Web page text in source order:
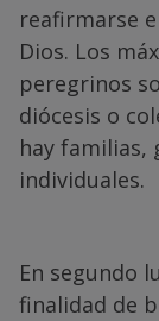
reafirmarse
Dios. Los
peregrinos
diócesis o
hay familias,
individuales.
En segundo
finalidad de